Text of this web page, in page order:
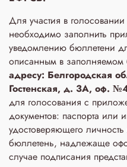
Для участия в
необходимо заполнить
уведомлению бюллетени
описанным в заполняемом
адресу: Белгородская
Гостенская, д. 3A, оф.
для голосования с
документов: паспорта или
удостоверяющего
бюллетень, надлежаще
случае подписания